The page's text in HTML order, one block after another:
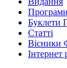
Буклети
Статті
Вісники
Інтернет